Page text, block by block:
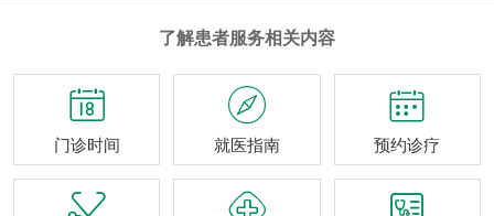
了解患者服务相关内容

门诊时间

就医指南

预约诊疗